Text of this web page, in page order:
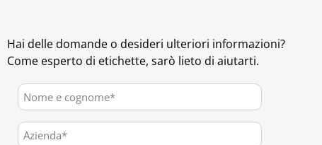
Hai delle domande o desideri ulteriori informazioni?
Come esperto di etichette, sarò lieto di aiutarti.